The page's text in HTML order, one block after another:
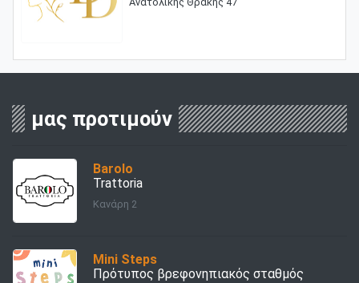
μας προτιμούν
Barolo
Trattoria
Κανάρη 2
Mini Steps
Πρότυπος βρεφονηπιακός σταθμός